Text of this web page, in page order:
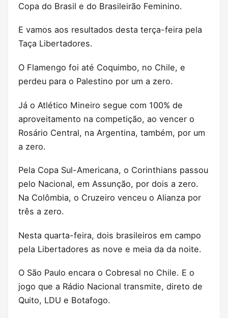
Copa do Brasil e do Brasileirão Feminino.
E vamos aos resultados desta terça-feira pela
Taça Libertadores.
O Flamengo foi até Coquimbo, no Chile, e
perdeu para o Palestino por um a zero.
Já o Atlético Mineiro segue com 100% de
aproveitamento na competição, ao vencer o
Rosário Central, na Argentina, também, por um
a zero.
Pela Copa Sul-Americana, o Corinthians passou
pelo Nacional, em Assunção, por dois a zero.
Na Colômbia, o Cruzeiro venceu o Alianza por
três a zero.
Nesta quarta-feira, dois brasileiros em campo
pela Libertadores as nove e meia da da noite.
O São Paulo encara o Cobresal no Chile. E o
jogo que a Rádio Nacional transmite, direto de
Quito, LDU e Botafogo.